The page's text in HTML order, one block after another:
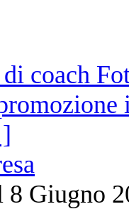
Giugno